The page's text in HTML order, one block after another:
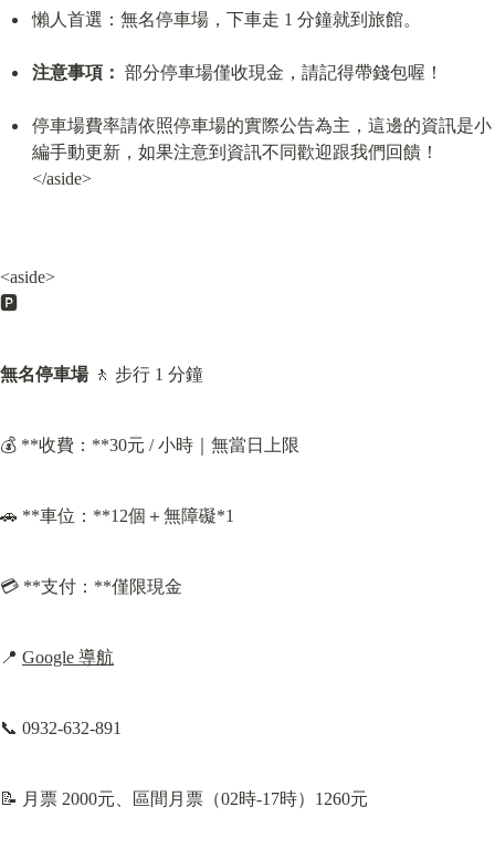
懶人首選：無名停車場，下車走 1 分鐘就到旅館。
注意事項： 部分停車場僅收現金，請記得帶錢包喔！
停車場費率請依照停車場的實際公告為主，這邊的資訊是小
編手動更新，如果注意到資訊不同歡迎跟我們回饋！
</aside>
<aside>
🅿️
無名停車場 🚶 步行 1 分鐘
💰 **收費：**30元 / 小時｜無當日上限
🚗 **車位：**12個＋無障礙*1
💳 **支付：**僅限現金
📍 Google 導航
📞 0932-632-891
📝 月票 2000元、區間月票（02時-17時）1260元